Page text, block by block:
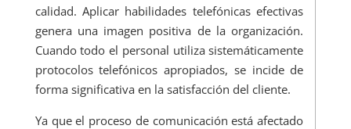
calidad. Aplicar habilidades telefónicas efectivas
genera una imagen positiva de la organización.
Cuando todo el personal utiliza sistemáticamente
protocolos telefónicos apropiados, se incide de
forma significativa en la satisfacción del cliente.
Ya que el proceso de comunicación está afectado